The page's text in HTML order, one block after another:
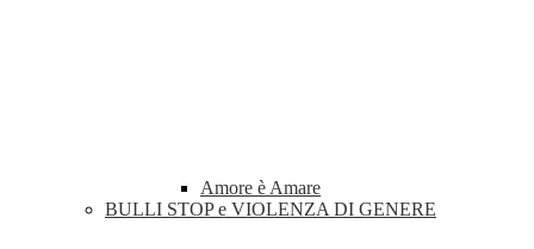
Amore è Amare
BULLI STOP e VIOLENZA DI GENERE